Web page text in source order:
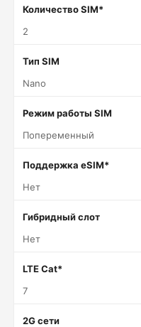
Количество SIM*
2
Тип SIM
Nano
Режим работы SIM
Попеременный
Поддержка eSIM*
Нет
Гибридный слот
Нет
LTE Cat*
7
2G сети